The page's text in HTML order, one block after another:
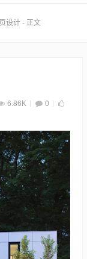
设计 - 正文
6.86K 0
合辑